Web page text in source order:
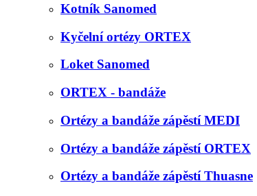
Kotník Sanomed
Kyčelní ortézy ORTEX
Loket Sanomed
ORTEX - bandáže
Ortézy a bandáže zápěstí MEDI
Ortézy a bandáže zápěstí ORTEX
Ortézy a bandáže zápěstí Thuasne